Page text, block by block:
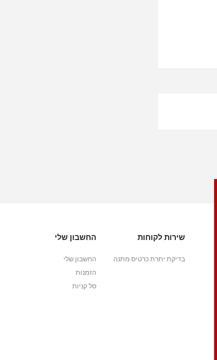
שירות לקוחות
בדיקת יתרת כרטיס מתנה
החשבון שלי
החשבון שלי
הזמנות
סל קניות